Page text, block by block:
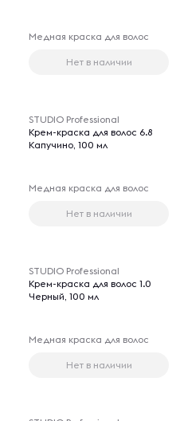
Медная краска для волос
Нет в наличии
STUDIO Professional
Крем-краска для волос 6.8
Капучино, 100 мл
Медная краска для волос
Нет в наличии
STUDIO Professional
Крем-краска для волос 1.0
Черный, 100 мл
Медная краска для волос
Нет в наличии